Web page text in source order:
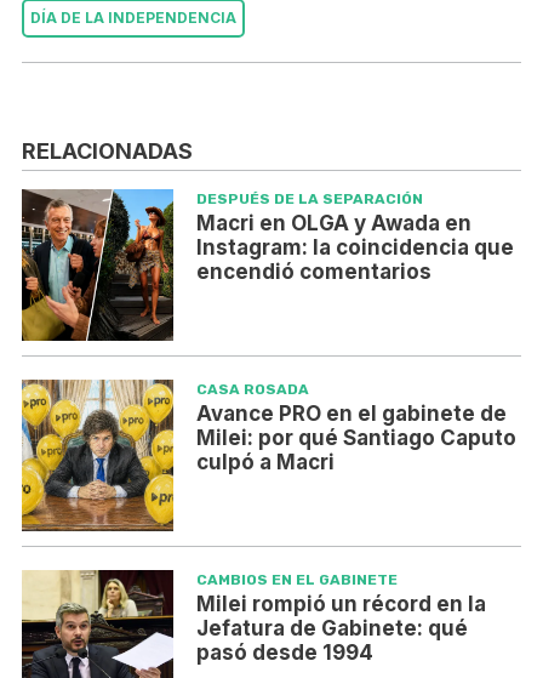
DÍA DE LA INDEPENDENCIA
RELACIONADAS
DESPUÉS DE LA SEPARACIÓN
Macri en OLGA y Awada en
Instagram: la coincidencia que
encendió comentarios
CASA ROSADA
Avance PRO en el gabinete de
Milei: por qué Santiago Caputo
culpó a Macri
CAMBIOS EN EL GABINETE
Milei rompió un récord en la
Jefatura de Gabinete: qué
pasó desde 1994